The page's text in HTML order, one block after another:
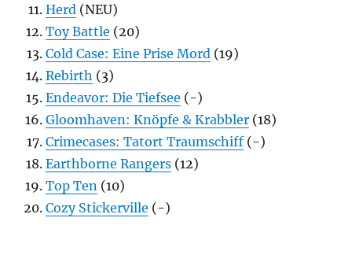
Herd (NEU)
Toy Battle (20)
Cold Case: Eine Prise Mord (19)
Rebirth (3)
Endeavor: Die Tiefsee (-)
Gloomhaven: Knöpfe & Krabbler (18)
Crimecases: Tatort Traumschiff (-)
Earthborne Rangers (12)
Top Ten (10)
Cozy Stickerville (-)